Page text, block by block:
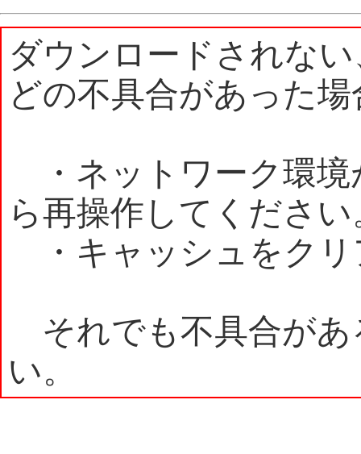
ダウンロードされな
どの不具合があった
・ネットワーク環境
ら再操作してください
・キャッシュをクリ
それでも不具合があ
い。